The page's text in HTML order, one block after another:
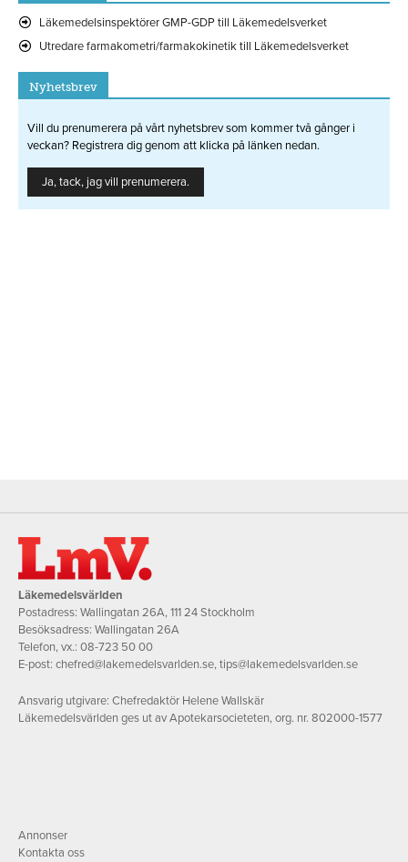
Läkemedelsinspektörer GMP-GDP till Läkemedelsverket
Utredare farmakometri/farmakokinetik till Läkemedelsverket
Nyhetsbrev
Vill du prenumerera på vårt nyhetsbrev som kommer två gånger i
veckan? Registrera dig genom att klicka på länken nedan.
Ja, tack, jag vill prenumerera.
Läkemedelsvärlden
Postadress: Wallingatan 26A, 111 24 Stockholm
Besöksadress: Wallingatan 26A
Telefon, vx.: 08-723 50 00
E-post: chefred@lakemedelsvarlden.se,tips@lakemedelsvarlden.se
Ansvarig utgivare: Chefredaktör Helene Wallskär
Läkemedelsvärlden ges ut av Apotekarsocieteten, org. nr. 802000-1577
Annonser
Kontakta oss